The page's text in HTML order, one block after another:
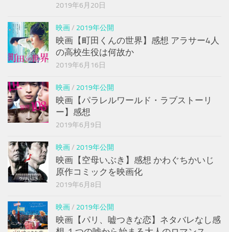
2019年6月20日
映画/ 2019年公開
映画【町田くんの世界】感想 アラサー4人
の高校生役は何故か
2019年6月16日
映画/ 2019年公開
映画【パラレルワールド・ラブストーリ
ー】感想
2019年6月9日
映画/ 2019年公開
映画【空母いぶき】感想 かわぐちかいじ
原作コミックを映画化
2019年6月8日
映画/ 2019年公開
映画【パリ、嘘つきな恋】ネタバレなし感